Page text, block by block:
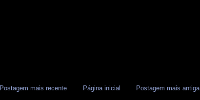
Postagem mais recente Postagem mais antiga
Página inicial